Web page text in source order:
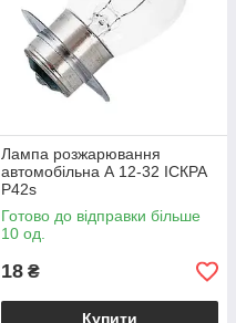
Лампа розжарювання
автомобільна А 12-32 ІСКРА
P42s
Готово до відправки більше
10 од.
18 ₴
Купити